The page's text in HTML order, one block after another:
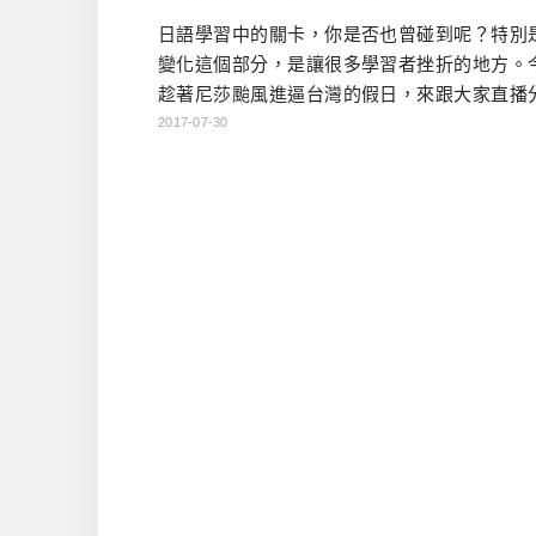
日語學習中的關卡，你是否也曾碰到呢？特別
變化這個部分，是讓很多學習者挫折的地方。
趁著尼莎颱風進逼台灣的假日，來跟大家直播
簡單的動詞變化概念。除了介紹最基本的四種
2017-07-30